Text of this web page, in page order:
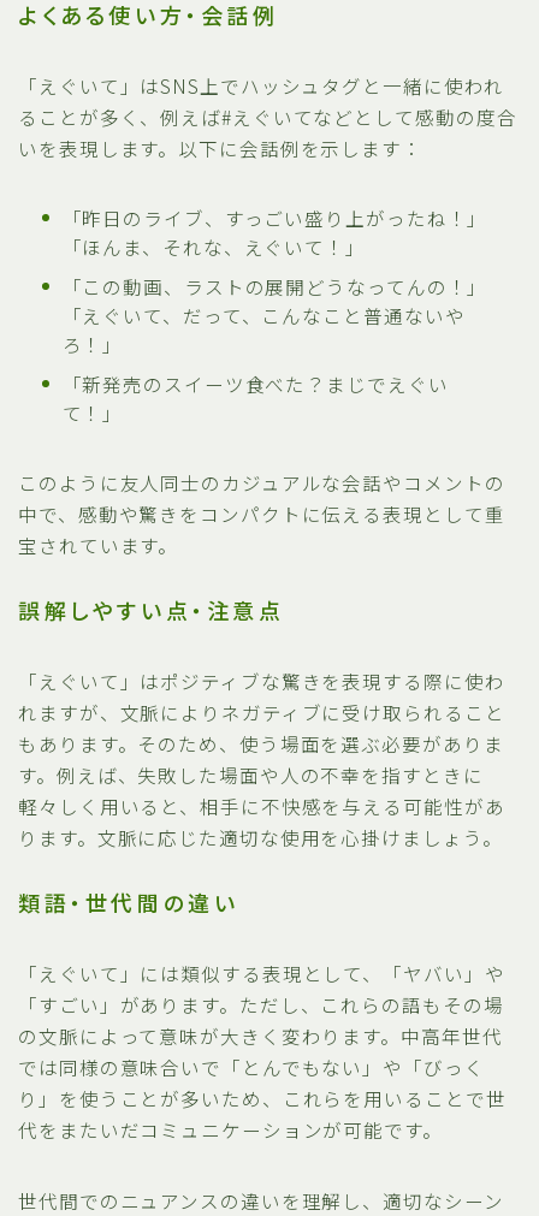
よくある使い方・会話例
「えぐいて」はSNS上でハッシュタグと一緒に使われ
ることが多く、例えば#えぐいてなどとして感動の度合
いを表現します。以下に会話例を示します：
「昨日のライブ、すっごい盛り上がったね！」
「ほんま、それな、えぐいて！」
「この動画、ラストの展開どうなってんの！」
「えぐいて、だって、こんなこと普通ないや
ろ！」
「新発売のスイーツ食べた？まじでえぐい
て！」
このように友人同士のカジュアルな会話やコメントの
中で、感動や驚きをコンパクトに伝える表現として重
宝されています。
誤解しやすい点・注意点
「えぐいて」はポジティブな驚きを表現する際に使わ
れますが、文脈によりネガティブに受け取られること
もあります。そのため、使う場面を選ぶ必要がありま
す。例えば、失敗した場面や人の不幸を指すときに
軽々しく用いると、相手に不快感を与える可能性があ
ります。文脈に応じた適切な使用を心掛けましょう。
類語・世代間の違い
「えぐいて」には類似する表現として、「ヤバい」や
「すごい」があります。ただし、これらの語もその場
の文脈によって意味が大きく変わります。中高年世代
では同様の意味合いで「とんでもない」や「びっく
り」を使うことが多いため、これらを用いることで世
代をまたいだコミュニケーションが可能です。
世代間でのニュアンスの違いを理解し、適切なシーン